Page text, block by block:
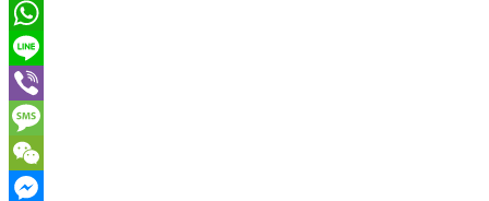
Pinterest
WhatsApp
Line
Viber
Message
WeChat